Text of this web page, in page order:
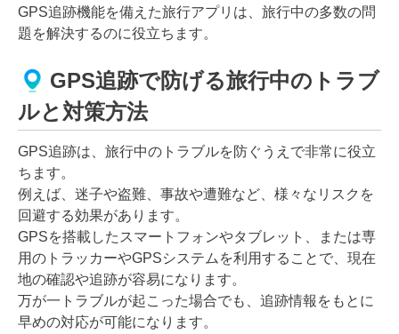
GPS追跡機能を備えた旅行アプリは、旅行中の多数の問
題を解決するのに役立ちます。
GPS追跡で防げる旅行中のトラブ
ルと対策方法
GPS追跡は、旅行中のトラブルを防ぐうえで非常に役立
ちます。
例えば、迷子や盗難、事故や遭難など、様々なリスクを
回避する効果があります。
GPSを搭載したスマートフォンやタブレット、または専
用のトラッカーやGPSシステムを利用することで、現在
地の確認や追跡が容易になります。
万が一トラブルが起こった場合でも、追跡情報をもとに
早めの対応が可能になります。